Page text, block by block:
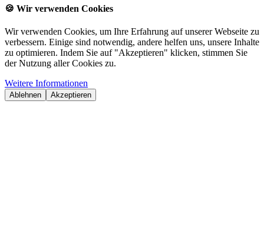
🍪 Wir verwenden Cookies
Wir verwenden Cookies, um Ihre Erfahrung auf unserer Webseite zu
verbessern. Einige sind notwendig, andere helfen uns, unsere Inhalte
zu optimieren. Indem Sie auf "Akzeptieren" klicken, stimmen Sie
der Nutzung aller Cookies zu.
Weitere Informationen
Ablehnen Akzeptieren